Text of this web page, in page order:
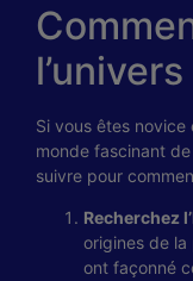
Si vous êtes
monde fascinant
suivre pour
Recherchez
origines de
ont façonné